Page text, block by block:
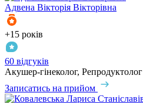
Адвена Вікторія Вікторівна
+15 років
60 відгуків
Акушер-гінеколог, Репродуктолог
Записатись на прийом